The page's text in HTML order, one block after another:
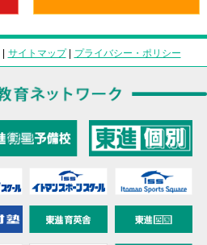
| サイトマップ| プライバシー・ポリシー